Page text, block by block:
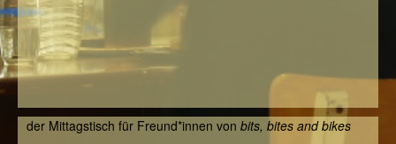
der Mittagstisch für Freund*innen von bits, bites and bikes